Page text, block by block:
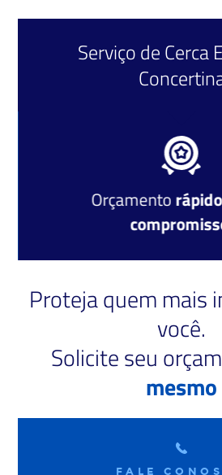
Serviço deCerca
Orçamento
Proteja quem mais
você.
Solicite seu
mesmo
FALE